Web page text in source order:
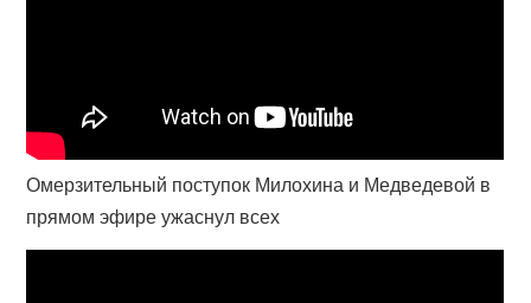
Омерзительный поступок Милохина и Медведевой в
прямом эфире ужаснул всех